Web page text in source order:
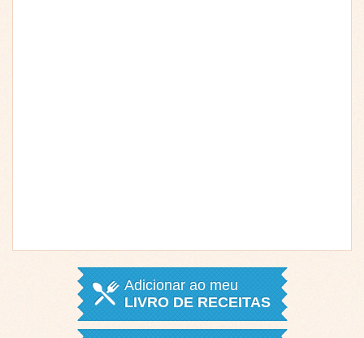
Adicionar ao meu
LIVRO DE RECEITAS